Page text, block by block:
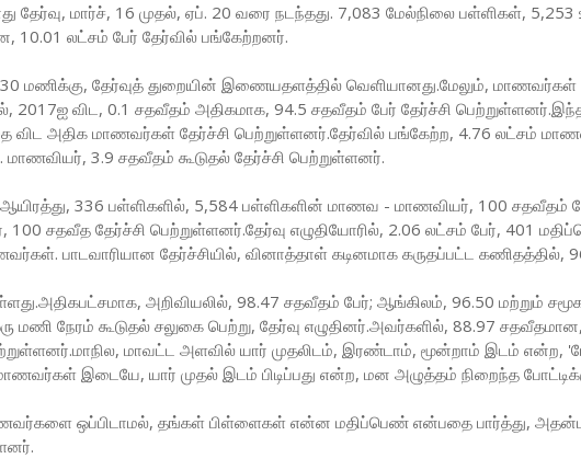
தேர்வு, மார்ச், 16 முதல், ஏப். 20 வரை நடந்தது. 7,083 மேல்நிலை பள்ளிகள்,
லட்சம் பேர் தேர்வில் பங்கேற்றனர்.
9:30 மணிக்கு, தேர்வுத் துறையின் இணையதளத்தில் வெளியானது.மேலும்,
2017ஐ விட, 0.1 சதவீதம் அதிகமாக, 94.5 சதவீதம் பேர் தேர்ச்சி
விட அதிக மாணவர்கள் தேர்ச்சி பெற்றுள்ளனர்.தேர்வில் பங்கேற்ற, 4.76 லட்சம்
மாணவியர், 3.9 சதவீதம் கூடுதல் தேர்ச்சி பெற்றுள்ளனர்.
336 பள்ளிகளில், 5,584 பள்ளிகளின் மாணவ - மாணவியர், 100 சதவீதம்
சதவீத தேர்ச்சி பெற்றுள்ளனர்.தேர்வு எழுதியோரில், 2.06 லட்சம் பேர், 401
பாடவாரியான தேர்ச்சியில், வினாத்தாள் கடினமாக கருதப்பட்ட கணிதத்தில்,
அறிவியலில், 98.47 சதவீதம் பேர்; ஆங்கிலம், 96.50 மற்றும்
மணி நேரம் கூடுதல் சலுகை பெற்று, தேர்வு எழுதினர்.அவர்களில், 88.97
பெற்றுள்ளனர்.மாநில, மாவட்ட அளவில் யார் முதலிடம், இரண்டாம், மூன்றாம் இடம்
இடையே, யார் முதல் இடம் பிடிப்பது என்ற, மன அழுத்தம் நிறைந்த
ஒப்பிடாமல், தங்கள் பிள்ளைகள் என்ன மதிப்பெண் என்பதை பார்த்து, அதன்படி